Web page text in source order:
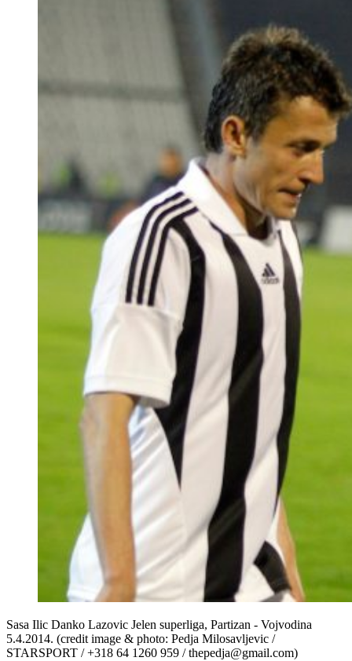
Sasa Ilic Danko Lazovic Jelen superliga, Partizan - Vojvodina
5.4.2014. (credit image & photo: Pedja Milosavljevic /
STARSPORT / +318 64 1260 959 / thepedja@gmail.com)